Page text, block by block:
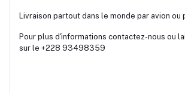
Livraison partout dans le monde par avion ou
Pour plus d'informations contactez-nous ou
sur le +228 93498359